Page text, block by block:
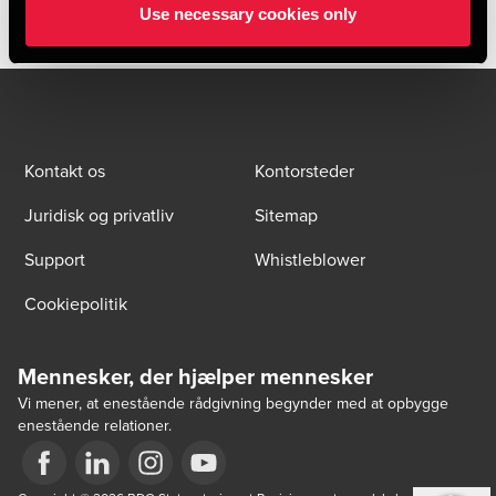
Use necessary cookies only
Kontakt os
Kontorsteder
Juridisk og privatliv
Sitemap
Support
Whistleblower
Cookiepolitik
Mennesker, der hjælper mennesker
Vi mener, at enestående rådgivning begynder med at opbygge
enestående relationer.